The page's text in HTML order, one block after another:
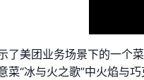
了美团业务场景下的一个
菜“冰与火之歌”中火焰与